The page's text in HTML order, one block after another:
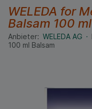
WELEDA for
Balsam 100 ml
Anbieter: WELEDA AG
100 ml Balsam